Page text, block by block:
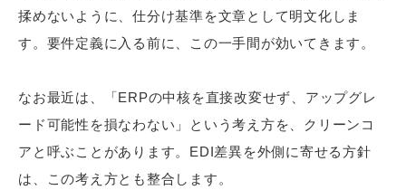
揉めないように、仕分け基準を文章として明文化しま
す。要件定義に入る前に、この一手間が効いてきます。
なお最近は、「ERPの中核を直接改変せず、アップグレ
ード可能性を損なわない」という考え方を、クリーンコ
アと呼ぶことがあります。EDI差異を外側に寄せる方針
は、この考え方とも整合します。